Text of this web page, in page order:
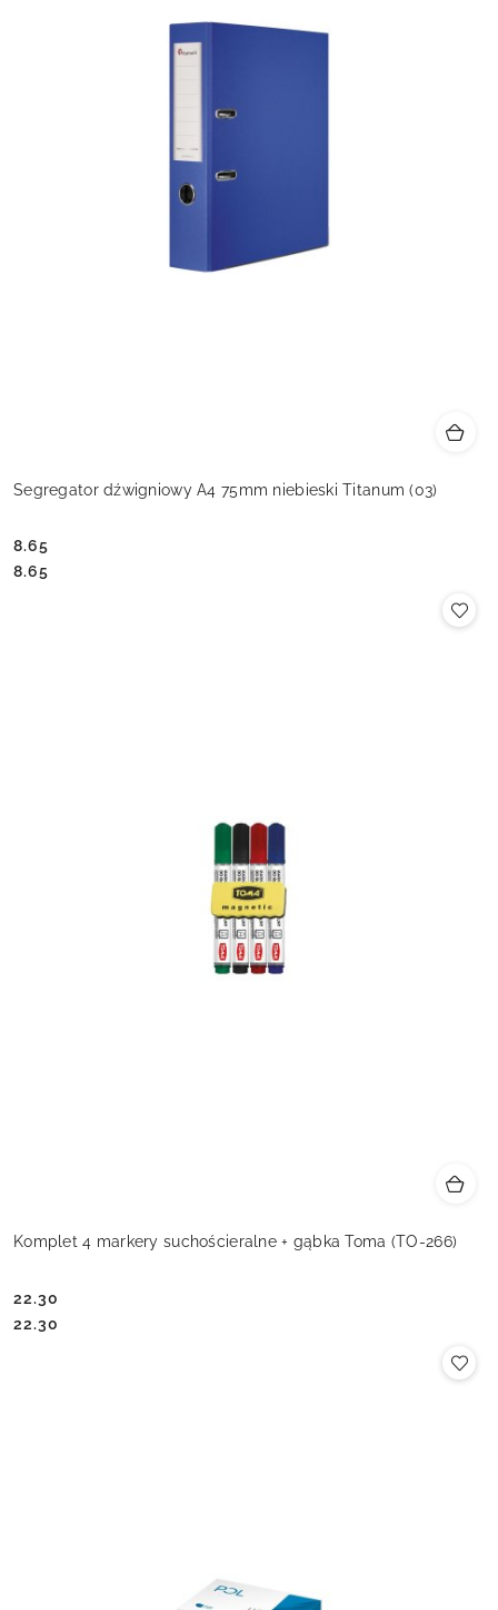
Segregator dźwigniowy A4 75mm niebieski Titanum (03)
Cena:
8.65
Cena:
8.65
Komplet 4 markery suchościeralne + gąbka Toma (TO-266)
Cena:
22.30
Cena:
22.30